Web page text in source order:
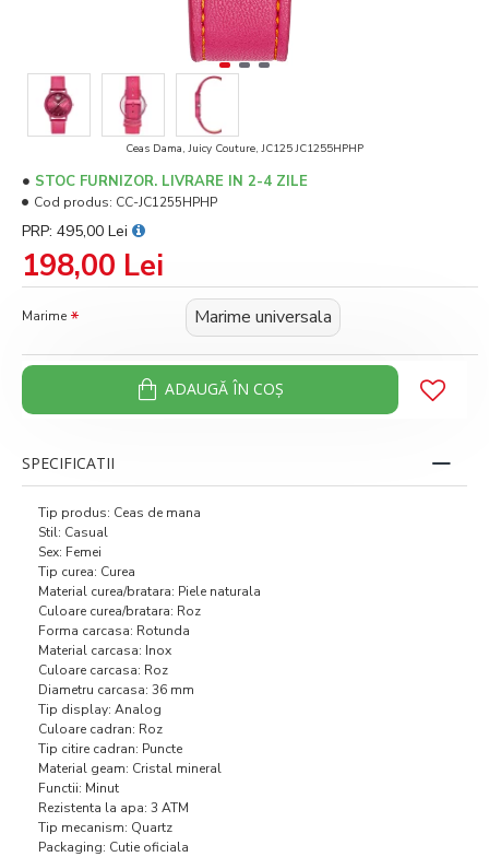
Ceas Dama, Juicy Couture, JC125 JC1255HPHP
198,00 Lei
PRP: 495,00 Lei
STOC FURNIZOR. LIVRARE IN 2-4 ZILE
Cod produs: CC-JC1255HPHP
Marime Marime universala
ADAUGĂ ÎN COŞ
SPECIFICATII
Tip produs: Ceas de mana
Stil: Casual
Sex: Femei
Tip curea: Curea
Material curea/bratara: Piele naturala
Culoare curea/bratara: Roz
Forma carcasa: Rotunda
Material carcasa: Inox
Culoare carcasa: Roz
Diametru carcasa: 36 mm
Tip display: Analog
Culoare cadran: Roz
Tip citire cadran: Puncte
Material geam: Cristal mineral
Functii: Minut
Rezistenta la apa: 3 ATM
Tip mecanism: Quartz
Packaging: Cutie oficiala